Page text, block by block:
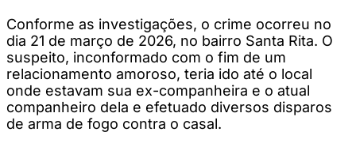
Conforme as investigações, o crime ocorreu no
dia 21 de março de 2026, no bairro Santa Rita. O
suspeito, inconformado com o fim de um
relacionamento amoroso, teria ido até o local
onde estavam sua ex-companheira e o atual
companheiro dela e efetuado diversos disparos
de arma de fogo contra o casal.